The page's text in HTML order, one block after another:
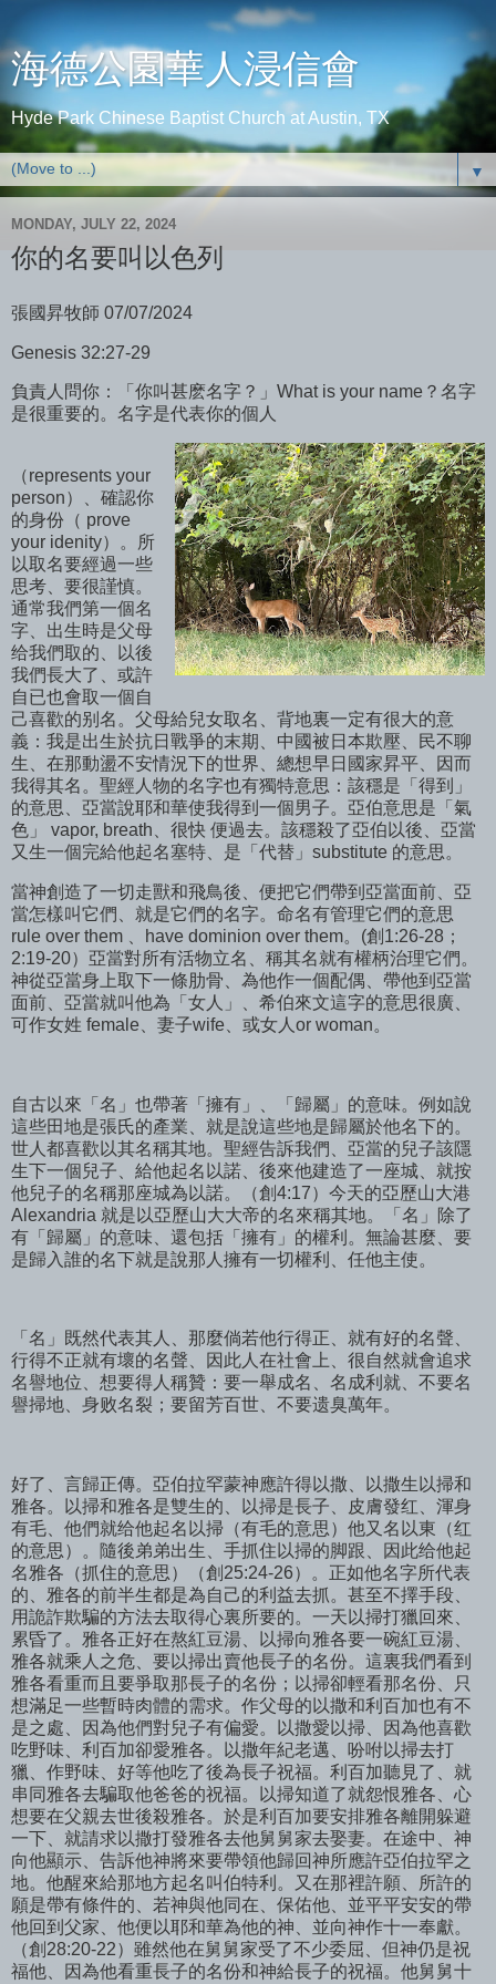
海德公園華人浸信會
Hyde Park Chinese Baptist Church at Austin, TX
▼
MONDAY, JULY 22, 2024
你的名要叫以色列
張國昇牧師 07/07/2024
Genesis 32:27-29
負責人問你：「你叫甚麽名字？」What is your name？名字
是很重要的。名字是代表你的個人
（represents your
person）、確認你
的身份（ prove
your idenity）。所
以取名要經過一些
思考、要很謹慎。
通常我們第一個名
字、出生時是父母
给我們取的、以後
我們長大了、或許
自已也會取一個自
己喜歡的别名。父母給兒女取名、背地裏一定有很大的意
義：我是出生於抗日戰爭的末期、中國被日本欺壓、民不聊
生、在那動盪不安情況下的世界、總想早日國家昇平、因而
我得其名。聖經人物的名字也有獨特意思：該穩是「得到」
的意思、亞當說耶和華使我得到一個男子。亞伯意思是「氣
色」 vapor, breath、很快 便過去。該穩殺了亞伯以後、亞當
又生一個完給他起名塞特、是「代替」substitute 的意思。
當神創造了一切走獸和飛鳥後、便把它們帶到亞當面前、亞
當怎樣叫它們、就是它們的名字。命名有管理它們的意思
rule over them 、have dominion over them。(創1:26-28；
2:19-20）亞當對所有活物立名、稱其名就有權柄治理它們。
神從亞當身上取下一條肋骨、為他作一個配偶、帶他到亞當
面前、亞當就叫他為「女人」、希伯來文這字的意思很廣、
可作女姓 female、妻子wife、或女人or woman。
自古以來「名」也帶著「擁有」、「歸屬」的意味。例如說
這些田地是張氏的產業、就是說這些地是歸屬於他名下的。
世人都喜歡以其名稱其地。聖經告訴我們、亞當的兒子該隱
生下一個兒子、給他起名以諾、後來他建造了一座城、就按
他兒子的名稱那座城為以諾。（創4:17）今天的亞歷山大港
Alexandria 就是以亞歷山大大帝的名來稱其地。「名」除了
有「歸屬」的意味、還包括「擁有」的權利。無論甚麼、要
是歸入誰的名下就是說那人擁有一切權利、任他主使。
「名」既然代表其人、那麼倘若他行得正、就有好的名聲、
行得不正就有壞的名聲、因此人在社會上、很自然就會追求
名譽地位、想要得人稱贊：要一舉成名、名成利就、不要名
譽掃地、身败名裂；要留芳百世、不要遗臭萬年。
好了、言歸正傳。亞伯拉罕蒙神應許得以撒、以撒生以掃和
雅各。以掃和雅各是雙生的、以掃是長子、皮膚發红、渾身
有毛、他們就给他起名以掃（有毛的意思）他又名以東（红
的意思）。隨後弟弟出生、手抓住以掃的脚跟、因此给他起
名雅各（抓住的意思）（創25:24-26）。正如他名字所代表
的、雅各的前半生都是為自己的利益去抓。甚至不擇手段、
用詭詐欺騙的方法去取得心裏所要的。一天以掃打獵回來、
累昏了。雅各正好在熬紅豆湯、以掃向雅各要一碗紅豆湯、
雅各就乘人之危、要以掃出賣他長子的名份。這裏我們看到
雅各看重而且要爭取那長子的名份；以掃卻輕看那名份、只
想滿足一些暫時肉體的需求。作父母的以撒和利百加也有不
是之處、因為他們對兒子有偏愛。以撒愛以掃、因為他喜歡
吃野味、利百加卻愛雅各。以撒年紀老邁、吩咐以掃去打
獵、作野味、好等他吃了後為長子祝福。利百加聽見了、就
串同雅各去騙取他爸爸的祝福。以掃知道了就怨恨雅各、心
想要在父親去世後殺雅各。於是利百加要安排雅各離開躲避
一下、就請求以撒打發雅各去他舅舅家去娶妻。在途中、神
向他顯示、告訴他神將來要帶領他歸回神所應許亞伯拉罕之
地。他醒來給那地方起名叫伯特利。又在那裡許願、所許的
願是帶有條件的、若神與他同在、保佑他、並平平安安的帶
他回到父家、他便以耶和華為他的神、並向神作十一奉獻。
（創28:20-22）雖然他在舅舅家受了不少委屈、但神仍是祝
福他、因為他看重長子的名份和神給長子的祝福。他舅舅十